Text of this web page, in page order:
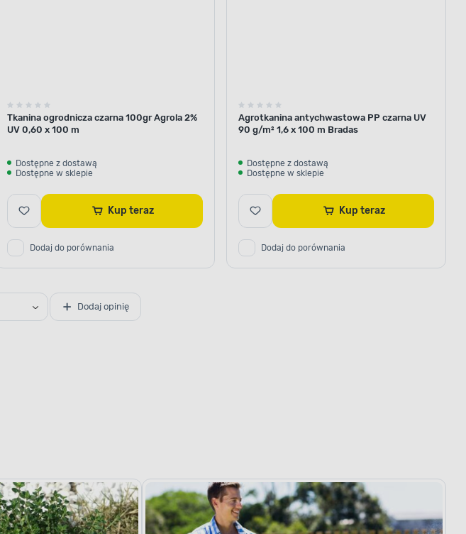
Tkanina ogrodnicza czarna 100gr Agrola 2%
UV 0,60 x 100 m
Dostępne z dostawą
Dostępne w sklepie
Kup teraz
Dodaj do porównania
Agrotkanina antychwastowa PP czarna UV
90 g/m² 1,6 x 100 m Bradas
Dostępne z dostawą
Dostępne w sklepie
Kup teraz
Dodaj do porównania
Dodaj opinię